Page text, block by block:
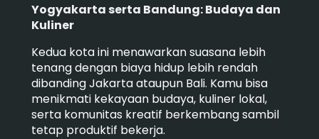
Yogyakarta serta Bandung: Budaya dan
Kuliner
Kedua kota ini menawarkan suasana lebih
tenang dengan biaya hidup lebih rendah
dibanding Jakarta ataupun Bali. Kamu bisa
menikmati kekayaan budaya, kuliner lokal,
serta komunitas kreatif berkembang sambil
tetap produktif bekerja.